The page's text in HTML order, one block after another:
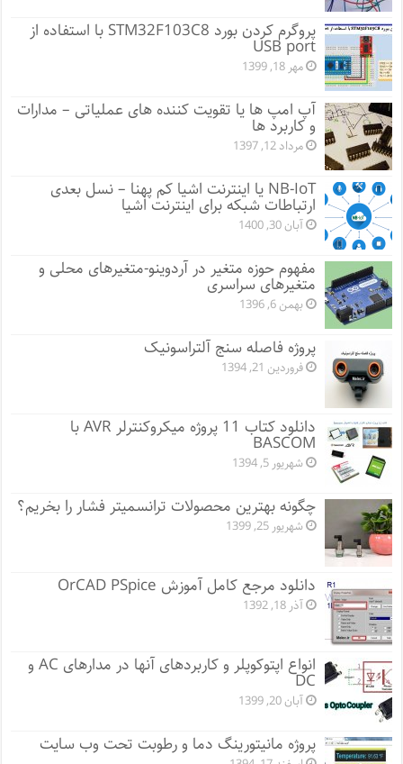
پروگرم کردن بورد STM32F103C8 با استفاده از
USB port
مهر 18, 1399
آپ امپ ها یا تقویت کننده های عملیاتی – مدارات
و کاربرد ها
مرداد 12, 1397
NB-IoT یا اینترنت اشیا کم پهنا – نسل بعدی
ارتباطات شبکه برای اینترنت اشیا
آبان 30, 1400
مفهوم حوزه متغیر در آردوینو-متغیرهای محلی و
متغیرهای سراسری
بهمن 6, 1396
پروژه فاصله سنج آلتراسونیک
فروردین 21, 1394
دانلود کتاب 11 پروژه میکروکنترلر AVR با
BASCOM
شهریور 5, 1394
چگونه بهترین محصولات ترانسمیتر فشار را بخریم؟
شهریور 25, 1399
دانلود مرجع کامل آموزش OrCAD PSpice
آذر 18, 1392
انواع اپتوکوپلر و کاربردهای آنها در مدارهای AC و
DC
آبان 20, 1399
پروژه مانيتورينگ دما و رطوبت تحت وب سایت